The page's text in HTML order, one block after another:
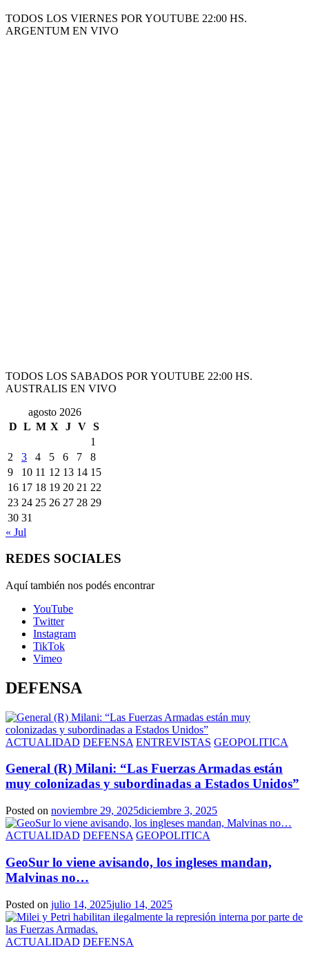
TODOS LOS VIERNES POR YOUTUBE 22:00 HS.
ARGENTUM EN VIVO
TODOS LOS SABADOS POR YOUTUBE 22:00 HS.
AUSTRALIS EN VIVO
agosto 2026
D L M X J V S
1
2
3 4 5 6 7
8
9
10 11 12 13 14 15
16 17 18 19 20 21 22
23 24 25 26 27 28 29
30 31
« Jul
REDES SOCIALES
Aquí también nos podés encontrar
YouTube
Twitter
Instagram
TikTok
Vimeo
DEFENSA
ACTUALIDAD DEFENSA ENTREVISTAS GEOPOLITICA
General (R) Milani: “Las Fuerzas Armadas están
muy colonizadas y subordinadas a Estados Unidos”
Posted on noviembre 29, 2025diciembre 3, 2025
ACTUALIDAD DEFENSA GEOPOLITICA
GeoSur lo viene avisando, los ingleses mandan,
Malvinas no…
Posted on julio 14, 2025julio 14, 2025
ACTUALIDAD DEFENSA